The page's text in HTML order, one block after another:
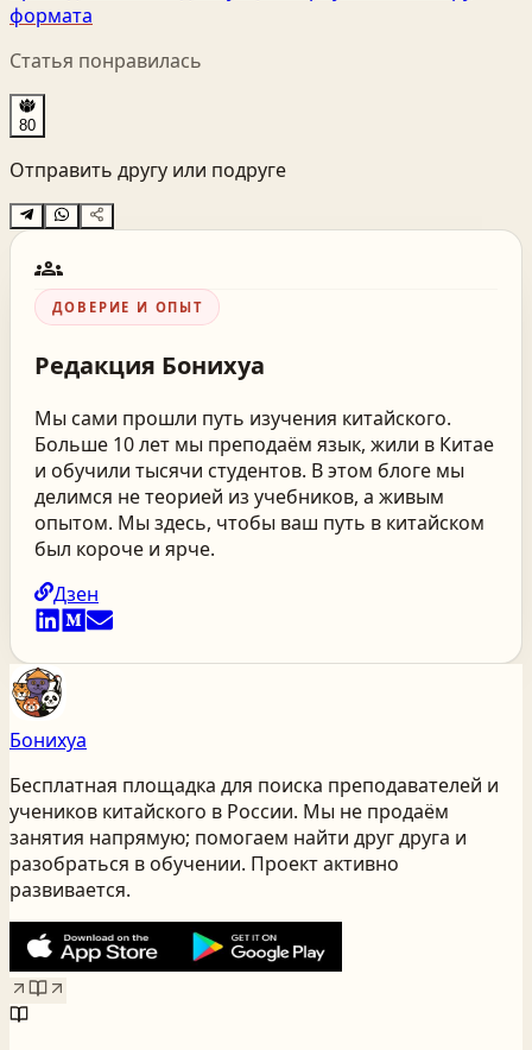
формата
Статья понравилась
80
Отправить другу или подруге
groups
ДОВЕРИЕ И ОПЫТ
Редакция Бонихуа
Мы сами прошли путь изучения китайского.
Больше 10 лет мы преподаём язык, жили в Китае
и обучили тысячи студентов. В этом блоге мы
делимся не теорией из учебников, а живым
опытом. Мы здесь, чтобы ваш путь в китайском
был короче и ярче.
Дзен
Бонихуа
Бесплатная площадка для поиска преподавателей и
учеников китайского в России. Мы не продаём
занятия напрямую; помогаем найти друг друга и
разобраться в обучении. Проект активно
развивается.